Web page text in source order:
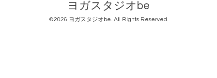
ヨガスタジオbe
©2026 ヨガスタジオbe. All Rights Reserved.